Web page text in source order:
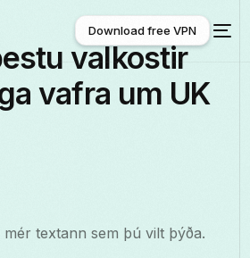
free VPN
Download free VPN
valkostir
vafra um UK
mér textann sem þú vilt þýða.